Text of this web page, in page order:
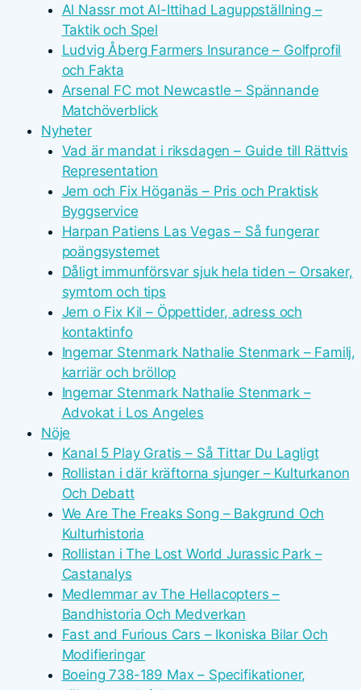
Al Nassr mot Al-Ittihad Laguppställning –
Taktik och Spel
Ludvig Åberg Farmers Insurance – Golfprofil
och Fakta
Arsenal FC mot Newcastle – Spännande
Matchöverblick
Nyheter
Vad är mandat i riksdagen – Guide till Rättvis
Representation
Jem och Fix Höganäs – Pris och Praktisk
Byggservice
Harpan Patiens Las Vegas – Så fungerar
poängsystemet
Dåligt immunförsvar sjuk hela tiden – Orsaker,
symtom och tips
Jem o Fix Kil – Öppettider, adress och
kontaktinfo
Ingemar Stenmark Nathalie Stenmark – Familj,
karriär och bröllop
Ingemar Stenmark Nathalie Stenmark –
Advokat i Los Angeles
Nöje
Kanal 5 Play Gratis – Så Tittar Du Lagligt
Rollistan i där kräftorna sjunger – Kulturkanon
Och Debatt
We Are The Freaks Song – Bakgrund Och
Kulturhistoria
Rollistan i The Lost World Jurassic Park –
Castanalys
Medlemmar av The Hellacopters –
Bandhistoria Och Medverkan
Fast and Furious Cars – Ikoniska Bilar Och
Modifieringar
Boeing 738-189 Max – Specifikationer,